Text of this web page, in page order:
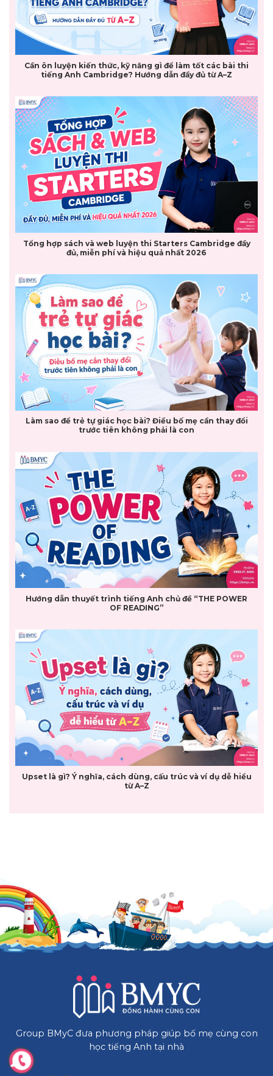
Cần ôn luyện kiến thức, kỹ năng gì để làm tốt các bài thi
tiếng Anh Cambridge? Hướng dẫn đầy đủ từ A–Z
Tổng hợp sách và web luyện thi Starters Cambridge đầy
đủ, miễn phí và hiệu quả nhất 2026
Làm sao để trẻ tự giác học bài? Điều bố mẹ cần thay đổi
trước tiên không phải là con
Hướng dẫn thuyết trình tiếng Anh chủ đề “THE POWER
OF READING”
Upset là gì? Ý nghĩa, cách dùng, cấu trúc và ví dụ dễ hiểu
từ A–Z
Group BMyC đưa phương pháp giúp bố mẹ cùng con
học tiếng Anh tại nhà